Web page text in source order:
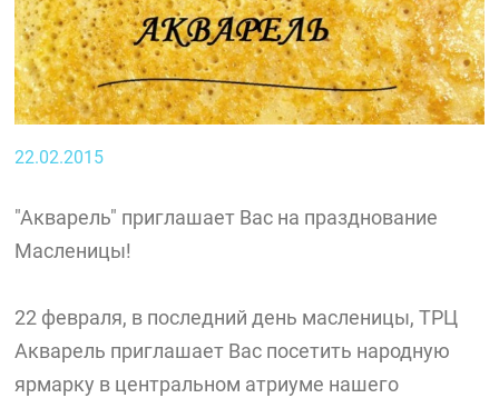
22.02.2015
"Акварель" приглашает Вас на празднование
Масленицы!
22 февраля, в последний день масленицы, ТРЦ
Акварель приглашает Вас посетить народную
ярмарку в центральном атриуме нашего